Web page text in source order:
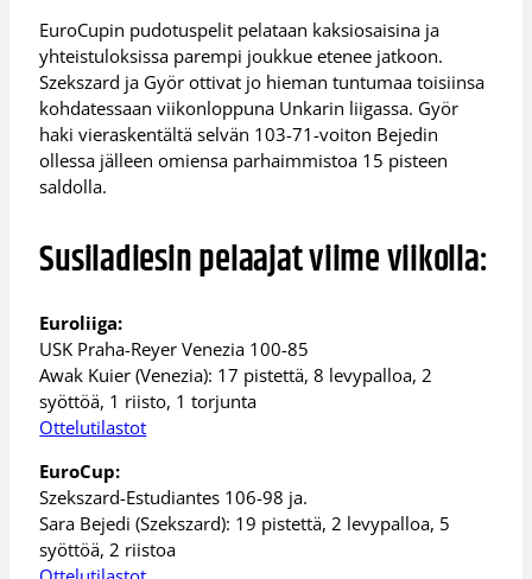
EuroCupin pudotuspelit pelataan kaksiosaisina ja
yhteistuloksissa parempi joukkue etenee jatkoon.
Szekszard ja Györ ottivat jo hieman tuntumaa toisiinsa
kohdatessaan viikonloppuna Unkarin liigassa. Györ
haki vieraskentältä selvän 103-71-voiton Bejedin
ollessa jälleen omiensa parhaimmistoa 15 pisteen
saldolla.
Susiladiesin pelaajat viime viikolla:
Euroliiga:
USK Praha-Reyer Venezia 100-85
Awak Kuier (Venezia): 17 pistettä, 8 levypalloa, 2
syöttöä, 1 riisto, 1 torjunta
Ottelutilastot
EuroCup:
Szekszard-Estudiantes 106-98 ja.
Sara Bejedi (Szekszard): 19 pistettä, 2 levypalloa, 5
syöttöä, 2 riistoa